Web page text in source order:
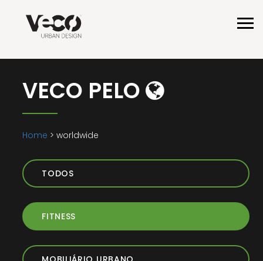
VECO PELO
Home > worldwide
TODOS
FITNESS